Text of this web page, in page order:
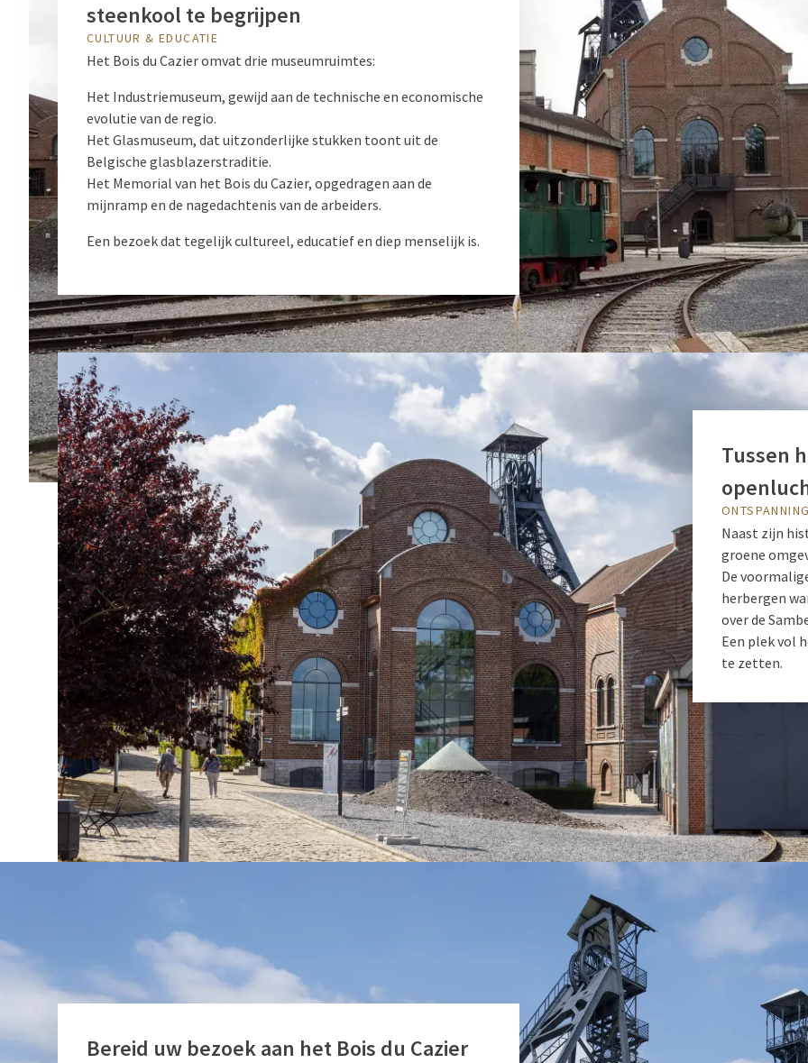
steenkool te begrijpen
CULTUUR & EDUCATIE
Het Bois du Cazier omvat drie museumruimtes:
Het Industriemuseum, gewijd aan de technische en economische
evolutie van de regio.
Het Glasmuseum, dat uitzonderlijke stukken toont uit de
Belgische glasblazerstraditie.
Het Memorial van het Bois du Cazier, opgedragen aan de
mijnramp en de nagedachtenis van de arbeiders.
Een bezoek dat tegelijk cultureel, educatief en diep menselijk is.
Tussen
Naast zijn
groene
De
herbergen
over de
Een plek vol
te zetten.
Bereid uw bezoek aan het Bois du Cazier